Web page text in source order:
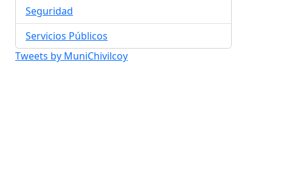
Seguridad
Servicios Públicos
Tweets by MuniChivilcoy